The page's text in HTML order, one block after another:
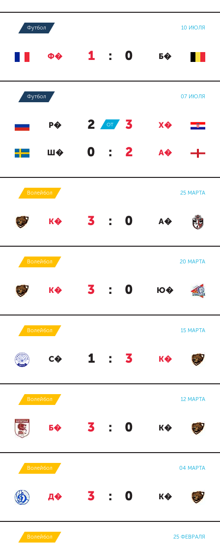
Футбол 10 ИЮЛЯ
Ф� 1 : 0 Б�
Футбол 07 ИЮЛЯ
Р� 2 : 3 Х�
ОТ
Ш� 0 : 2 А�
Волейбол 25 МАРТА
К� 3 : 0 А�
Волейбол 20 МАРТА
К� 3 : 0 Ю�
Волейбол 15 МАРТА
С� 1 : 3 К�
Волейбол 12 МАРТА
Б� 3 : 0 К�
Волейбол 04 МАРТА
Д� 3 : 0 К�
Волейбол 25 ФЕВРАЛЯ